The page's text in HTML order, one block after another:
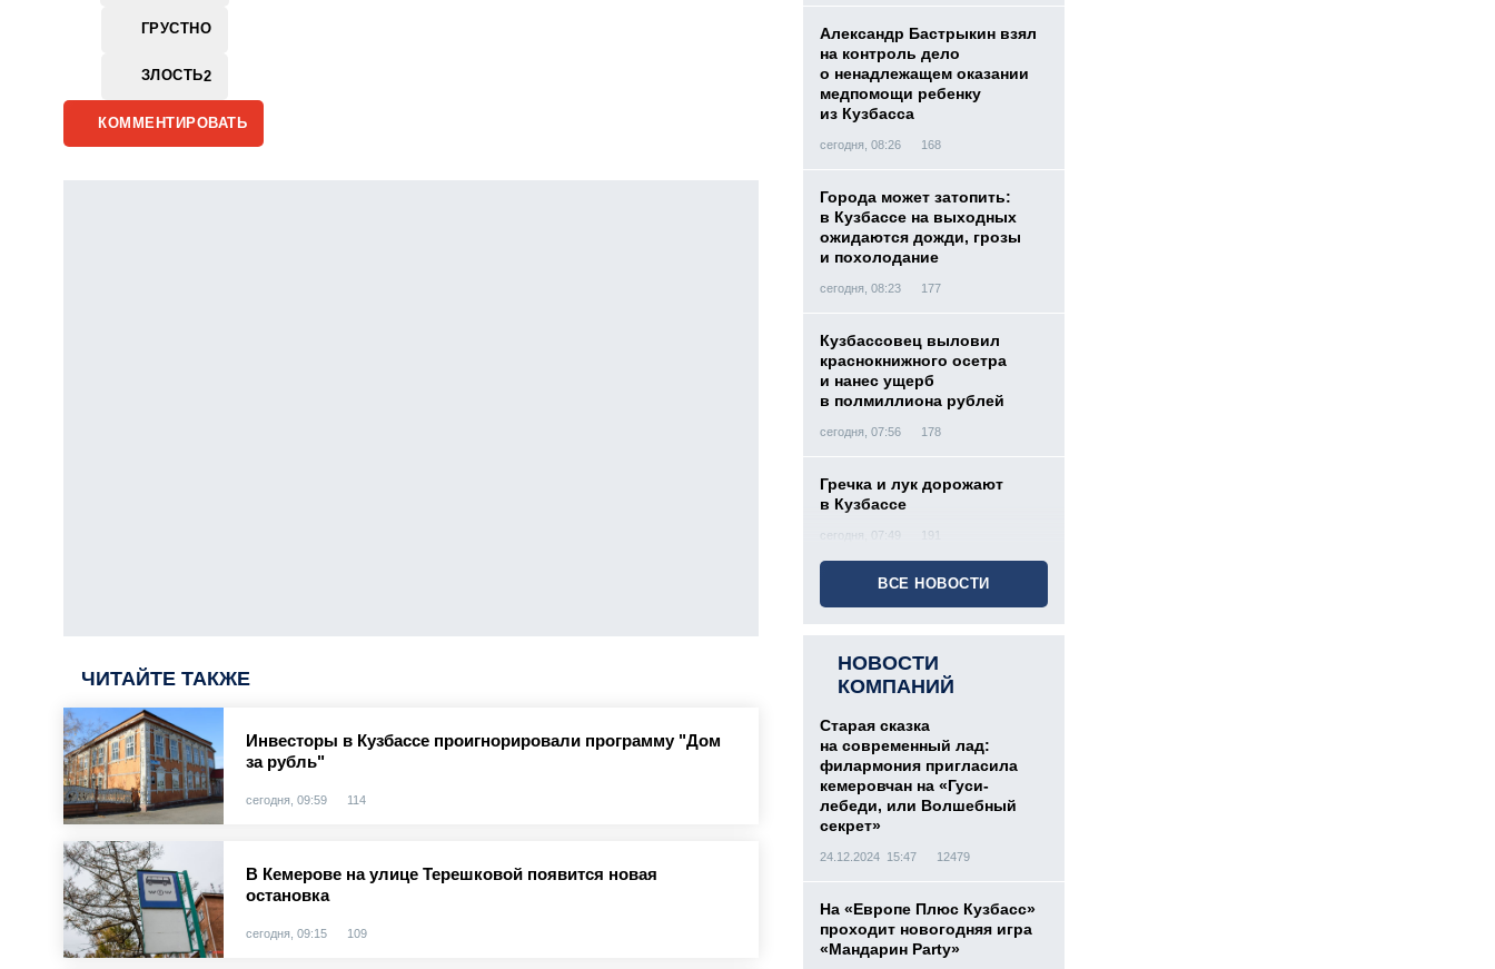
ГРУСТНО
ЗЛОСТЬ2
КОММЕНТИРОВАТЬ
ЧИТАЙТЕ ТАКЖЕ
Инвесторы в Кузбассе проигнорировали программу "Дом
за рубль"
сегодня, 09:59 114
В Кемерове на улице Терешковой появится новая
остановка
сегодня, 09:15 109
Александр Бастрыкин взял
на контроль дело
о ненадлежащем оказании
медпомощи ребенку
из Кузбасса
сегодня, 08:26 168
Города может затопить:
в Кузбассе на выходных
ожидаются дожди, грозы
и похолодание
сегодня, 08:23 177
Кузбассовец выловил
краснокнижного осетра
и нанес ущерб
в полмиллиона рублей
сегодня, 07:56 178
Гречка и лук дорожают
в Кузбассе
сегодня, 07:49 191
ВСЕ НОВОСТИ
НОВОСТИ
КОМПАНИЙ
Старая сказка
на современный лад:
филармония пригласила
кемеровчан на «Гуси-
лебеди, или Волшебный
секрет»
24.12.2024 15:47 12479
На «Европе Плюс Кузбасс»
проходит новогодняя игра
«Мандарин Party»